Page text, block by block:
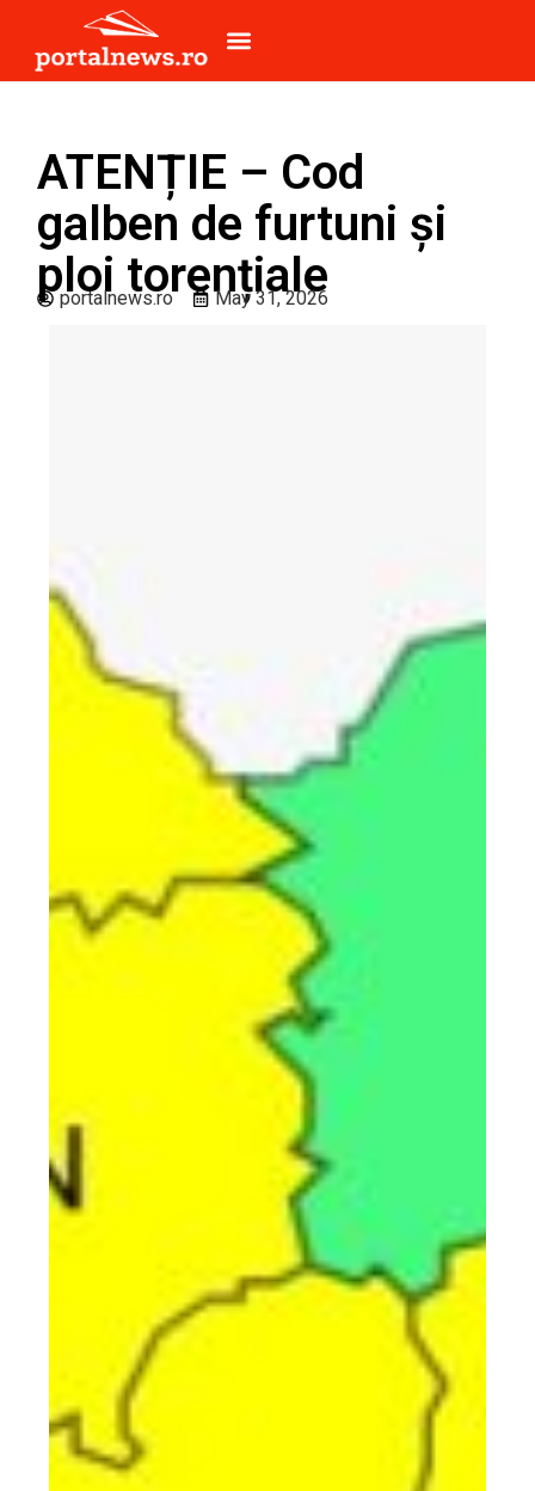
ATENȚIE – Cod
galben de furtuni și
ploi torențiale
portalnews.ro May 31, 2026